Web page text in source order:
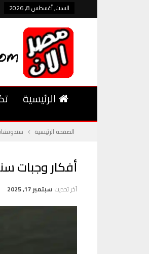
السبت, أغسطس 8, 2026
الرئيسية
الصفحة الرئيسية
أفكار وجبات
آخر تحديث سبتمبر 17, 2025